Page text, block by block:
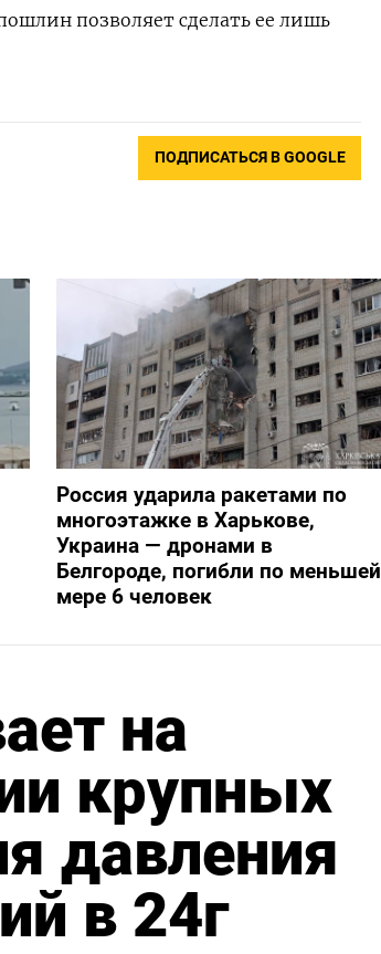
позволяет сделать ее лишь
ПОДПИСАТЬСЯ В GOOGLE
Россия ударила ракетами по
многоэтажке в Харькове,
Украина — дронами в
Белгороде, погибли по меньшей
мере 6 человек
на
крупных
давления
в 24г